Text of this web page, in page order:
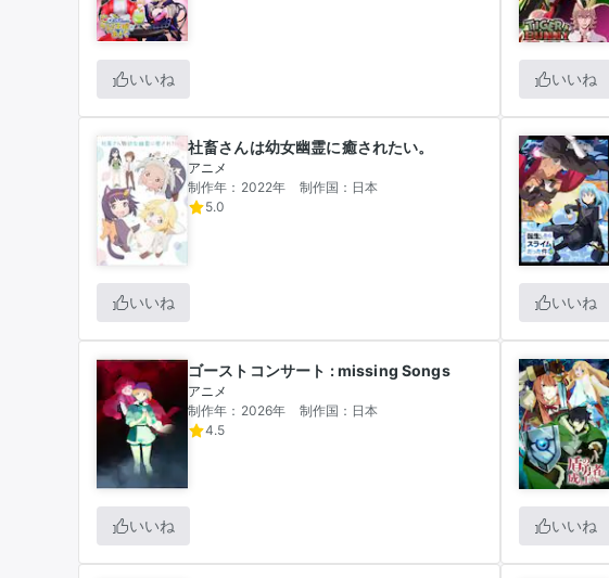
いいね いいね
社畜さんは幼女幽霊に癒されたい。
アニメ
制作年：2022年
制作国：日本
5.0
いいね いいね
ゴーストコンサート : missing Songs
アニメ
制作年：2026年
制作国：日本
4.5
いいね いいね